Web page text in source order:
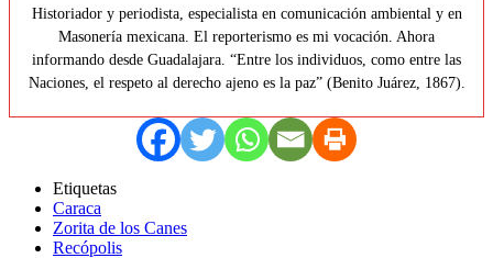
Historiador y periodista, especialista en comunicación ambiental y en
Masonería mexicana. El reporterismo es mi vocación. Ahora
informando desde Guadalajara. “Entre los individuos, como entre las
Naciones, el respeto al derecho ajeno es la paz” (Benito Juárez, 1867).
Etiquetas
Caraca
Zorita de los Canes
Recópolis